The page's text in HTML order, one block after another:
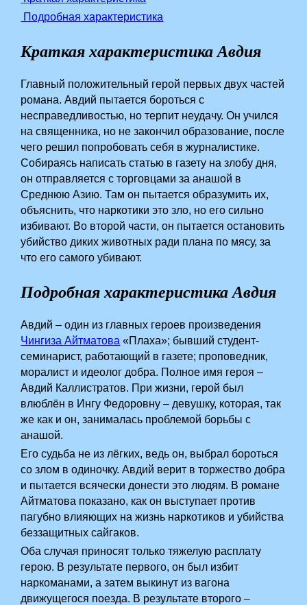
Подробная характеристика
Краткая характеристика Авдия
Главный положительный герой первых двух частей
романа. Авдий пытается бороться с
несправедливостью, но терпит неудачу. Он учился
на священника, но не закончил образование, после
чего решил попробовать себя в журналистике.
Собираясь написать статью в газету на злобу дня,
он отправляется с торговцами за анашой в
Среднюю Азию.­ Там он пытается образумить их,
объяснить, что наркотики это зло, но его сильно
избивают. Во второй части, он пытается остановить
убийство диких животных ради плана по мясу, за
что его самого убивают.
Подробная характеристика Авдия
Авдий – один из главных героев произведения
Чингиза Айтматова «Плаха»; бывший студент-
семинарист, работающий в газете; проповедник,
моралист и идеолог добра. Полное имя героя –
Авдий Каллистратов. При жизни, герой был
влюблён в Ингу Федоровну – девушку, которая, так
же как и он, занималась проблемой борьбы с
анашой.
Его судьба не из лёгких, ведь он, выбрал бороться
со злом в одиночку. Авдий верит в торжество добра
и пытается всячески донести это людям. В романе
Айтматова показано, как он выступает против
пагубно влияющих на жизнь наркотиков и убийства
беззащитных сайгаков.
Оба случая приносят только тяжелую расплату
герою. В результате первого, он был избит
наркоманами, а затем выкинут из вагона
движущегося поезда. В результате второго –